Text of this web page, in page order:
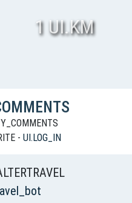
1 UI.KM
- UI.LOG_IN